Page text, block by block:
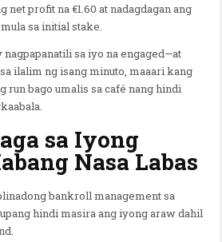
profit na €1.60 at nadagdagan ang
sa initial stake.
sa iyo na engaged—at
ilalim ng isang minuto, maaari kang
run bago umalis sa café nang hindi
sa Iyong
Nasa Labas
bankroll management sa
hindi masira ang iyong araw dahil